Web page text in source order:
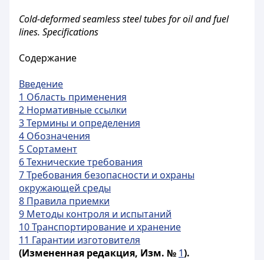
Cold-deformed seamless steel tubes for oil and fuel
lines. Specifications
Содержание
Введение
1 Область применения
2 Нормативные ссылки
3 Термины и определения
4 Обозначения
5 Сортамент
6 Технические требования
7 Требования безопасности и охраны
окружающей среды
8 Правила приемки
9 Методы контроля и испытаний
10 Транспортирование и хранение
11 Гарантии изготовителя
(Измененная редакция, Изм. № 1).